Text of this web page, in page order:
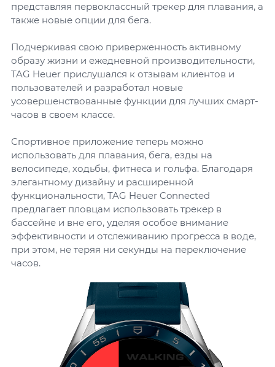
представляя первоклассный трекер для плавания, а
также новые опции для бега.
Подчеркивая свою приверженность активному
образу жизни и ежедневной производительности,
TAG Heuer прислушался к отзывам клиентов и
пользователей и разработал новые
усовершенствованные функции для лучших смарт-
часов в своем классе.
Спортивное приложение теперь можно
использовать для плавания, бега, езды на
велосипеде, ходьбы, фитнеса и гольфа. Благодаря
элегантному дизайну и расширенной
функциональности, TAG Heuer Connected
предлагает пловцам использовать трекер в
бассейне и вне его, уделяя особое внимание
эффективности и отслеживанию прогресса в воде,
при этом, не теряя ни секунды на переключение
часов.